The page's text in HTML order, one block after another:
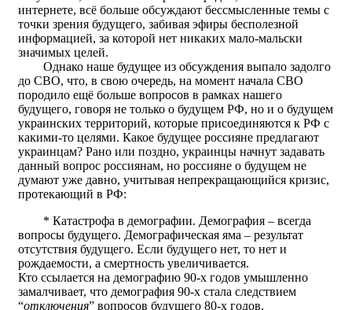
интернете, всё больше обсуждают бессмысленные темы с
точки зрения будущего, забивая эфиры бесполезной
информацией, за которой нет никаких мало-мальски
значимых целей.
Однако наше будущее из обсуждения выпало задолго
до СВО, что, в свою очередь, на момент начала СВО
породило ещё больше вопросов в рамках нашего
будущего, говоря не только о будущем РФ, но и о будущем
украинских территорий, которые присоединяются к РФ с
какими-то целями. Какое будущее россияне предлагают
украинцам? Рано или поздно, украинцы начнут задавать
данный вопрос россиянам, но россияне о будущем не
думают уже давно, учитывая непрекращающийся кризис,
протекающий в РФ:
* Катастрофа в демографии. Демография – всегда
вопросы будущего. Демографическая яма – результат
отсутствия будущего. Если будущего нет, то нет и
рождаемости, а смертность увеличивается.
Кто ссылается на демографию 90-х годов умышленно
замалчивает, что демография 90-х стала следствием
“отключения” вопросов будущего 80-х годов.